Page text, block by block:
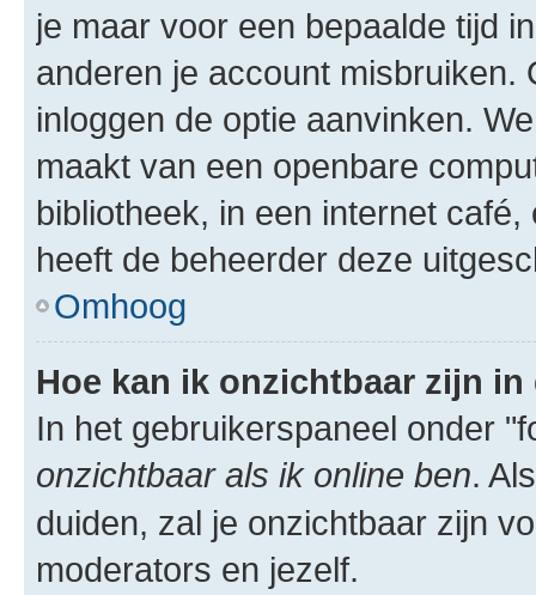
je maar voor een bepaalde tijd
anderen je account misbruiken.
inloggen de optie aanvinken.
maakt van een openbare
bibliotheek, in een internet
heeft de beheerder deze
Omhoog
Hoe kan ik onzichtbaar zijn
In het gebruikerspaneel onder
onzichtbaar als ik online ben.
duiden, zal je onzichtbaar zijn
moderators en jezelf.